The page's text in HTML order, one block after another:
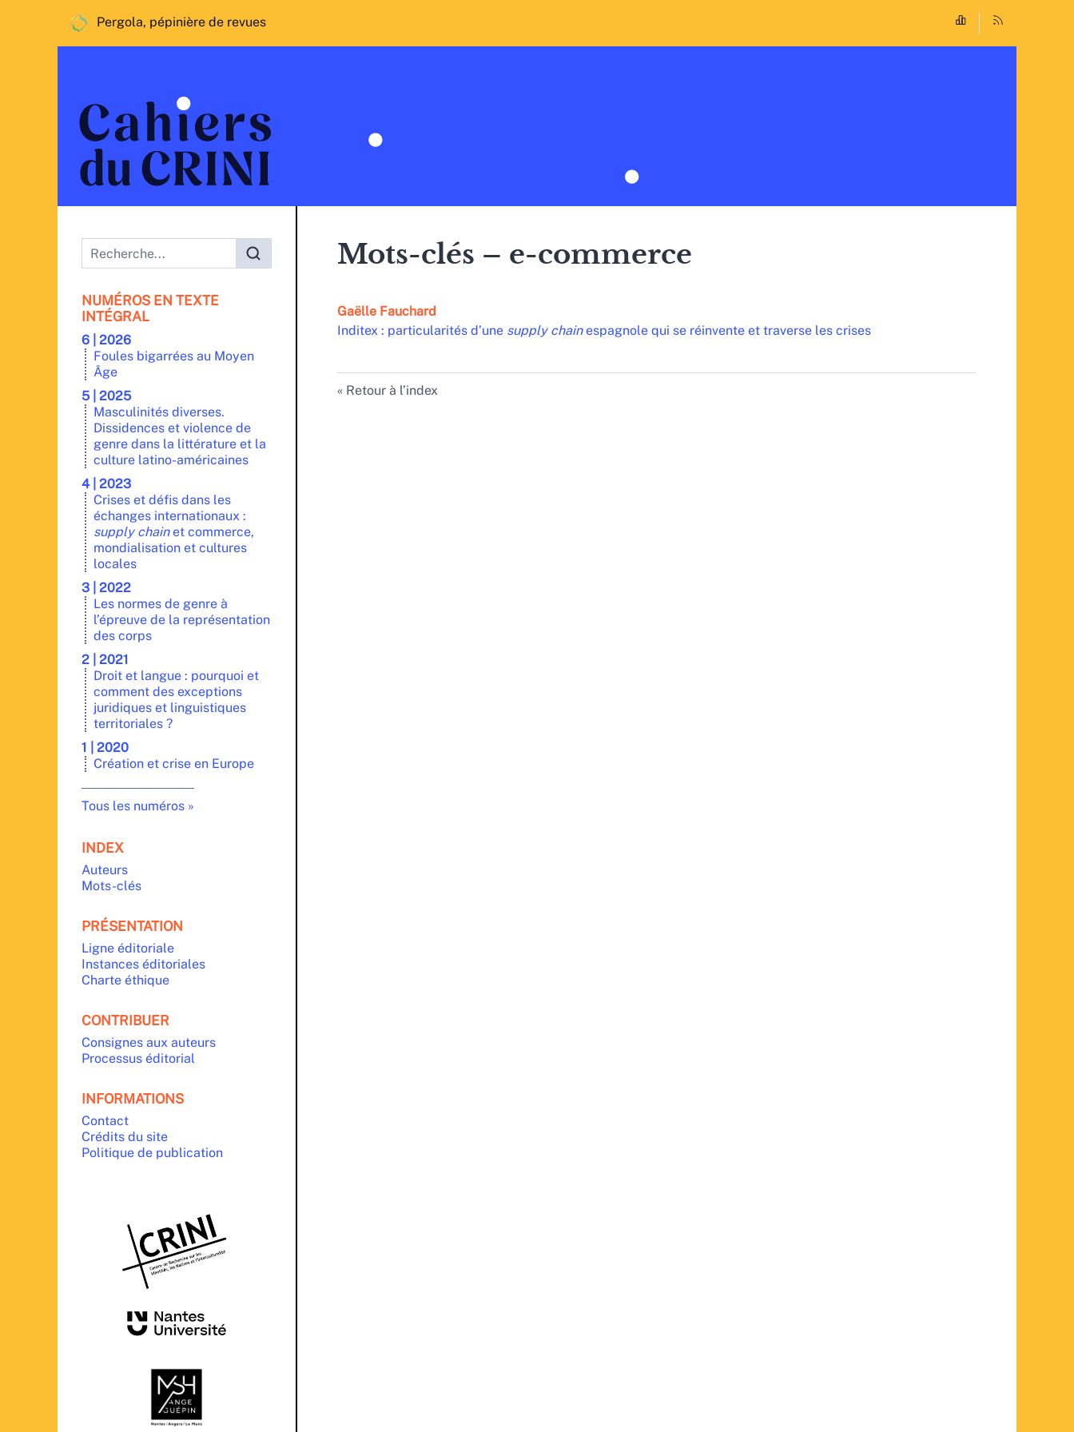
Pergola, pépinière de revues
Menu principal
NUMÉROS EN TEXTE
INTÉGRAL
6 | 2026
Foules bigarrées au Moyen
Âge
5 | 2025
Masculinités diverses.
Dissidences et violence de
genre dans la littérature et la
culture latino-américaines
4 | 2023
Crises et défis dans les
échanges internationaux :
supply chainet commerce,
mondialisation et cultures
locales
3 | 2022
Les normes de genre à
l’épreuve de la représentation
des corps
2 | 2021
Droit et langue : pourquoi et
comment des exceptions
juridiques et linguistiques
territoriales ?
1 | 2020
Création et crise en Europe
Tous les numéros
INDEX
Auteurs
Mots-clés
PRÉSENTATION
Ligne éditoriale
Instances éditoriales
Charte éthique
CONTRIBUER
Consignes aux auteurs
Processus éditorial
INFORMATIONS
Contact
Crédits du site
Politique de publication
Mots-clés – e-commerce
Gaëlle Fauchard
Inditex : particularités d’une supply chainespagnole qui se réinvente et traverse les crises
Retour à l’index